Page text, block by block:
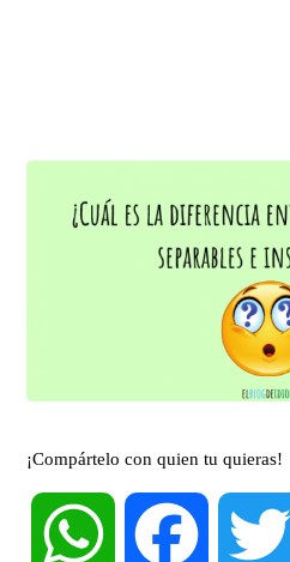
¡Compártelo con quien tu quieras!
WhatsApp Facebook